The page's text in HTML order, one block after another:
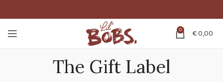
0 €0,00
The Gift Label